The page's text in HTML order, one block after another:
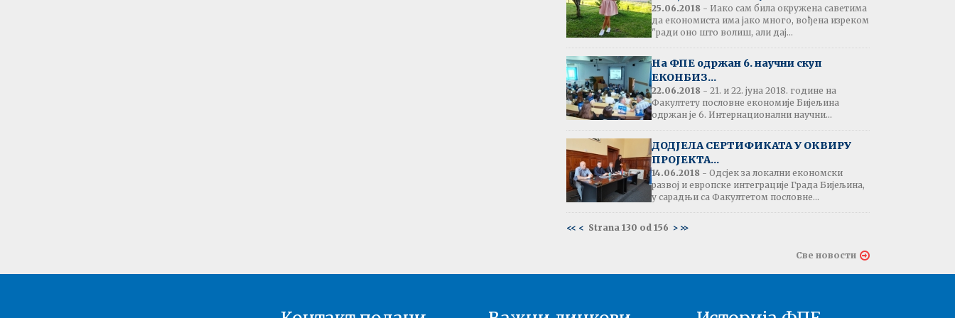
Обавјештење:
Издавање потврда
прије љетне паузе
ВАЖНО
Резултати испита:
Монетарна економија
Друга година - 06.07.2026
Резултати испита и
термин усменог испита:
Енглески језик 2
Друга година - 03.07.2026
Енглески језик 1
25.06.2018- Иако сам била окружена саветима
да економиста има јако много, вођена изреком
"ради оно што волиш, али дај...
На ФПЕ одржан 6. научни скуп
ЕКОНБИЗ...
22.06.2018- 21. и 22. јуна 2018. године на
Факултету пословне економије Бијељина
одржан је 6. Интернационални научни...
ДОДЈЕЛА СЕРТИФИКАТА У ОКВИРУ
ПРОЈЕКТА...
14.06.2018- Одсјек за локални економски
развој и европске интеграције Града Бијељина,
у сарадњи са Факултетом пословне...
<< < Strana 130 od 156 > >>
Све новости